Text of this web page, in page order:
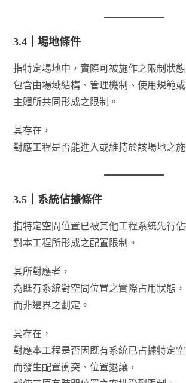
3.4｜場地條件
指特定場地中，實際可被施作之限制狀態
包含由場域結構、管理機制、使用規範
主體所共同形成之限制。
其存在，
對應工程是否能進入或維持於該場地之施
3.5｜系統佔據條件
指特定空間位置已被其他工程系統先行佔
對本工程所形成之配置限制。
其所對應者，
為既有系統對空間位置之實際占用狀態，
而非邊界之劃定。
其存在，
對應本工程是否因既有系統已占據特定空
而發生配置衝突、位置退讓，